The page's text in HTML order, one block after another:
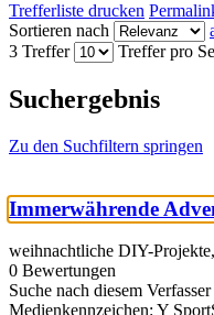
Trefferliste drucken
Sortieren nach
3 Treffer
Treffer pro
Suchergebnis
Zu den Suchfiltern springen
Immerwährende
weihnachtliche DIY-
0 Bewertungen
Suche nach diesem Verfasser
Medienkennzeichen: Y